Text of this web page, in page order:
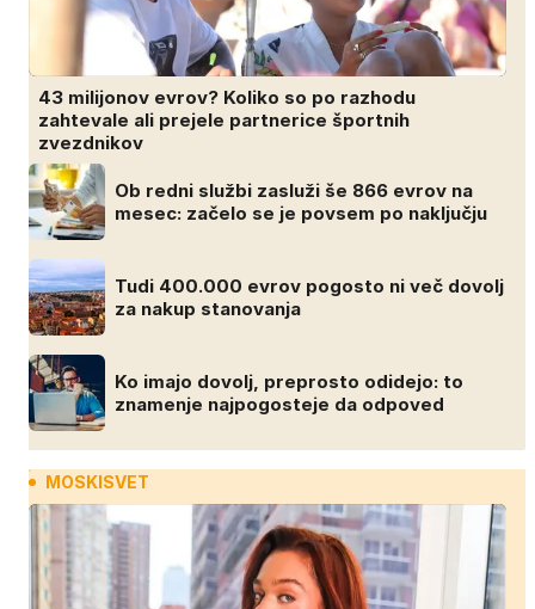
43 milijonov evrov? Koliko so po razhodu
zahtevale ali prejele partnerice športnih
zvezdnikov
Ob redni službi zasluži še 866 evrov na
mesec: začelo se je povsem po naključju
Tudi 400.000 evrov pogosto ni več dovolj
za nakup stanovanja
Ko imajo dovolj, preprosto odidejo: to
znamenje najpogosteje da odpoved
MOSKISVET